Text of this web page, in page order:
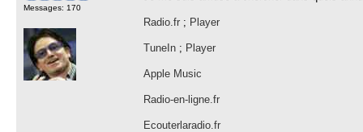
Messages: 170
Radio.fr ; Player
TuneIn ; Player
Apple Music
Radio-en-ligne.fr
Ecouterlaradio.fr